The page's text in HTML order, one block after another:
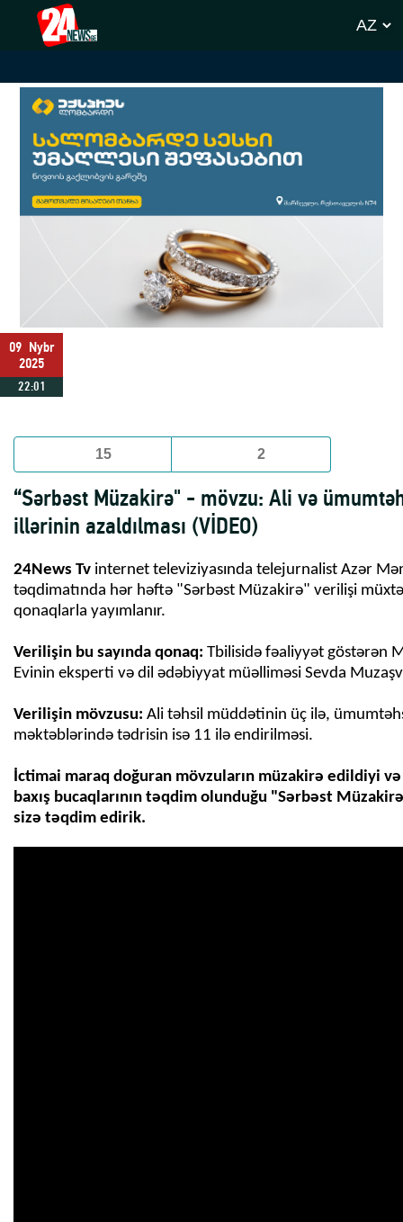
09 Nybr
2025
22:01
15 2
“Sərbəst Müzakirə" - mövzu: Ali və
illərinin azaldılması (VİDEO)
24News Tv internet televiziyasında telejurnalist Azər
təqdimatında hər həftə "Sərbəst Müzakirə" verilişi
qonaqlarla yayımlanır.
Verilişin bu sayında qonaq: Tbilisidə fəaliyyət göstərən
Evinin eksperti və dil ədəbiyyat müəlliməsi Sevda
Verilişin mövzusu: Ali təhsil müddətinin üç ilə,
məktəblərində tədrisin isə 11 ilə endirilməsi.
İctimai maraq doğuran mövzuların müzakirə edildiyi
baxış bucaqlarının təqdim olunduğu "Sərbəst
sizə təqdim edirik.